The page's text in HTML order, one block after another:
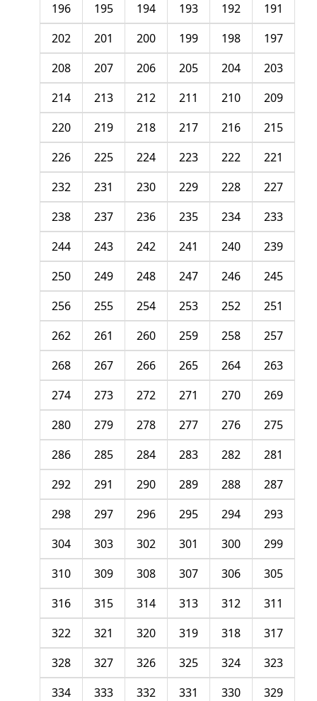
191
192
193
194
195
196
197
198
199
200
201
202
203
204
205
206
207
208
209
210
211
212
213
214
215
216
217
218
219
220
221
222
223
224
225
226
227
228
229
230
231
232
233
234
235
236
237
238
239
240
241
242
243
244
245
246
247
248
249
250
251
252
253
254
255
256
257
258
259
260
261
262
263
264
265
266
267
268
269
270
271
272
273
274
275
276
277
278
279
280
281
282
283
284
285
286
287
288
289
290
291
292
293
294
295
296
297
298
299
300
301
302
303
304
305
306
307
308
309
310
311
312
313
314
315
316
317
318
319
320
321
322
323
324
325
326
327
328
329
330
331
332
333
334